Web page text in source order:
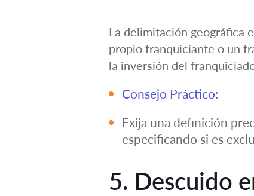
La delimitación geográfica
propio franquiciante o un
la inversión del
Consejo Práctico:
Exija una definición
especificando si es
5. Descuido